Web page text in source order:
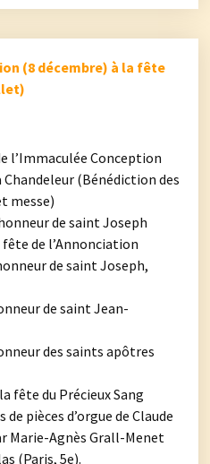
(8 décembre) à la fête
l’Immaculée Conception
Chandeleur (Bénédiction des
messe)
de saint Joseph
fête de l’Annonciation
de saint Joseph,
de saint Jean-
des saints apôtres
fête du Précieux Sang
pièces d’orgue de Claude
Marie-Agnès Grall-Menet
(Paris, 5e).